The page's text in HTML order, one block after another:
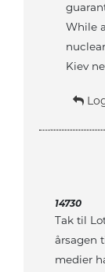
While
Kiev
14730
Tak til
årsagen
medier